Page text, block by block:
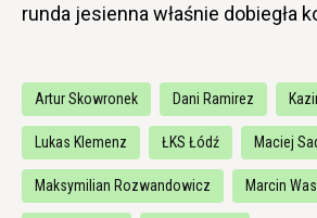
runda jesienna właśnie dobiegła
Artur Skowronek Dani Ramirez
Lukas Klemenz ŁKS Łódź Maciej
Maksymilian Rozwandowicz Marcin